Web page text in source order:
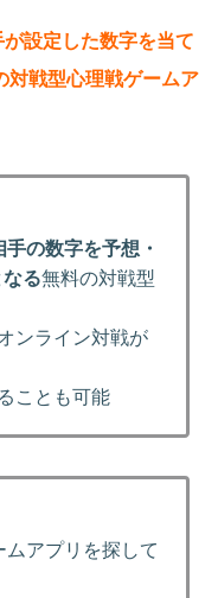
設定した数字を当て
対戦型心理戦ゲームア
の数字を予想・
なる無料の対戦型
ンライン対戦が
ことも可能
アプリを探して